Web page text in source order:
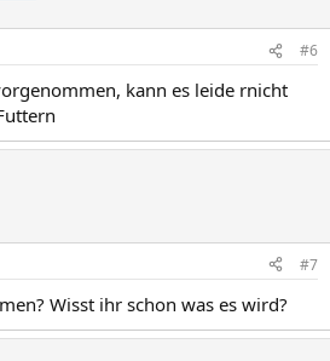
#6
kann es leide rnicht
#7
Wisst ihr schon was es wird?